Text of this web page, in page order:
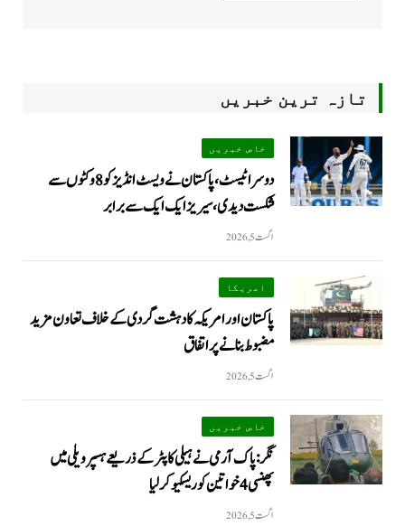
تازہ ترین خبریں
خاص خبریں
دوسرا ٹیسٹ، پاکستان نے ویسٹ انڈیز کو 8 وکٹوں سے
شکست دیدی، سیریز ایک ایک سے برابر
اگست 5, 2026
امریکا
پاکستان اور امریکہ کا دہشت گردی کے خلاف تعاون مزید
مضبوط بنانے پر اتفاق
اگست 5, 2026
خاص خبریں
نگر: پاک آرمی نے ہیلی کاپٹر کے ذریعے ہسپر ویلی میں
پھنسی 4 خواتین کو ریسکیو کرلیا
اگست 5, 2026